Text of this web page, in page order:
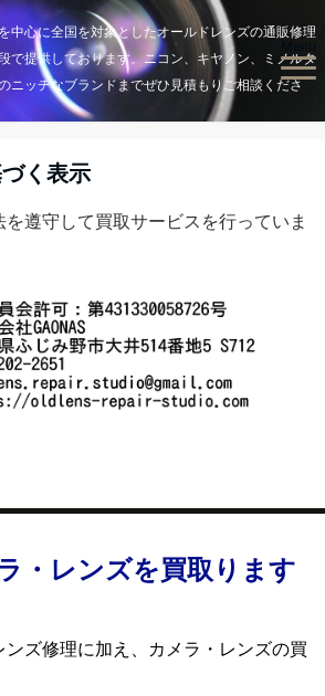
中心に全国を対象としたオールドレンズの通販修理
で提供しております。ニコン、キヤノン、ミノルタ
ニッチなブランドまでぜひ見積もりご相談くださ
く表示
遵守して買取サービスを行っていま
・レンズを買取ります
ズ修理に加え、カメラ・レンズの買